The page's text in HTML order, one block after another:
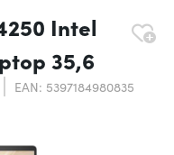
Intel
35,6
EAN: 5397184980835